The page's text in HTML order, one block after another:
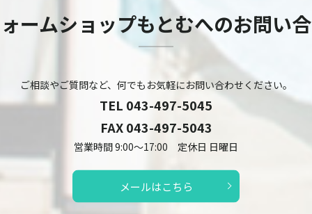
ームショップもとむへのお問い
ご相談やご質問など、何でもお気軽にお問い合わせください。
TEL 043-497-5045
FAX 043-497-5043
営業時間 9:00～17:00 定休日 日曜日
メールはこちら